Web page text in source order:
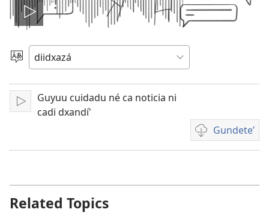
Biʼniʼ
reproducir
videu
Gulí
diidxaʼ
Guzulú
Guyuu cuidadu né ca noticia ni
cadi dxandí'
Gundeteʼ
chupa
chonna
Related Topics